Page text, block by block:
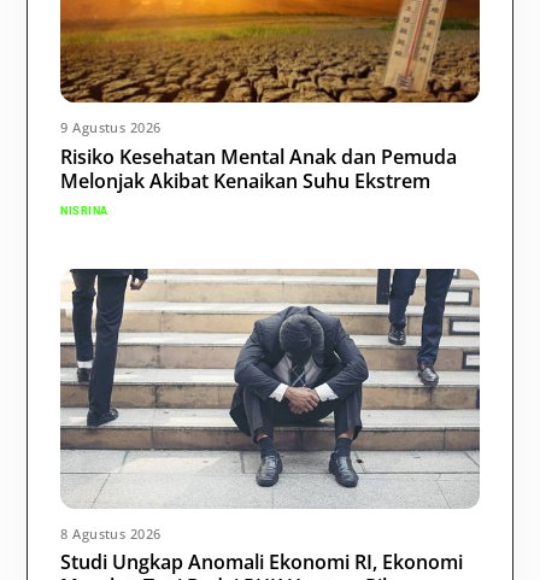
9 Agustus 2026
Risiko Kesehatan Mental Anak dan Pemuda
Melonjak Akibat Kenaikan Suhu Ekstrem
NISRINA
8 Agustus 2026
Studi Ungkap Anomali Ekonomi RI, Ekonomi